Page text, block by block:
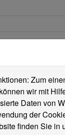
Zum
wir mit
Daten von
der
finden Sie in